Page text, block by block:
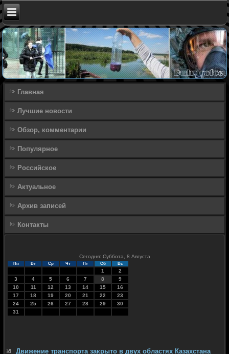
Главная
Лучшие новости
Обзор, комментарии
Популярное
Российское
Актуальное
Архив записей
Контакты
Сегодня: Суббота, 8 Августа
Пн Вт Ср Чт Пт Сб Вс
1
2
3
4 5 6 7 8
9
10
11 12 13 14 15
16
17
18 19 20 21 22
23
24
25 26 27 28 29
30
31
Движение транспорта закрыто в двух областях Казахстана